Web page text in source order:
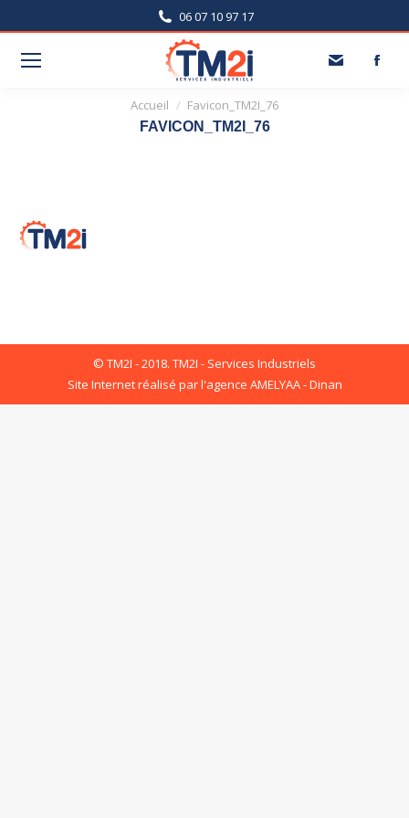
06 07 10 97 17
Vous êtes ici :
Accueil Favicon_TM2I_76
FAVICON_TM2I_76
© TM2I - 2018. TM2I - Services Industriels
Site Internet réalisé par l'agence AMELYAA - Dinan